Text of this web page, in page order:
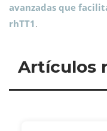
avanzadas que
rhTT1 .
Artículos